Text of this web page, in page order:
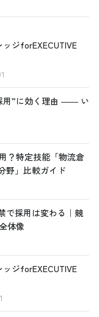
ジforEXECUTIVE
用”に効く理由 ―― い
？特定技能「物流倉
野」比較ガイド
で採用は変わる｜競
体像
ジforEXECUTIVE